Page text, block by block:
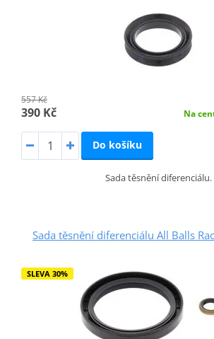
557 Kč
390 Kč Na
Do košíku
Sada těsnění diferenciálu.
Sada těsnění diferenciálu All Balls
SLEVA 30%